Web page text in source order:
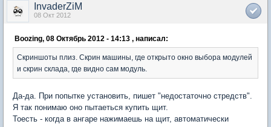
InvaderZiM
08 Окт 2012
Boozing, 08 Октябрь 2012 - 14:13 , написал:
Скриншоты плиз. Скрин машины, где открыто окно выбора модулей
и скрин склада, где видно сам модуль.
Да-да. При попытке установить, пишет "недостаточно стредств".
Я так понимаю оно пытаеться купить щит.
Тоесть - когда в ангаре нажимаешь на щит, автоматически